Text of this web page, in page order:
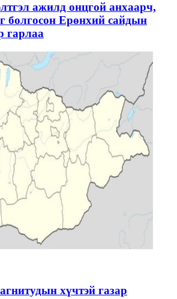
ажилд онцгой анхаарч,
болгосон Ерөнхий сайдын
гарлаа
хүчтэй газар